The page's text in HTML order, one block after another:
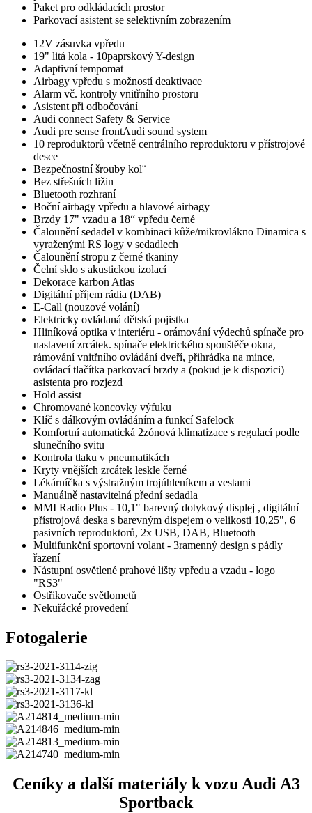
Paket pro odkládacích prostor
Parkovací asistent se selektivním zobrazením
12V zásuvka vpředu
19" litá kola - 10paprskový Y-design
Adaptivní tempomat
Airbagy vpředu s možností deaktivace
Alarm vč. kontroly vnitřního prostoru
Asistent při odbočování
Audi connect Safety & Service
Audi pre sense frontAudi sound system
10 reproduktorů včetně centrálního reproduktoru v přístrojové
desce
Bezpečnostní šrouby kol¨
Bez střešních ližin
Bluetooth rozhraní
Boční airbagy vpředu a hlavové airbagy
Brzdy 17" vzadu a 18“ vpředu černé
Čalounění sedadel v kombinaci kůže/mikrovlákno Dinamica s
vyraženými RS logy v sedadlech
Čalounění stropu z černé tkaniny
Čelní sklo s akustickou izolací
Dekorace karbon Atlas
Digitální příjem rádia (DAB)
E-Call (nouzové volání)
Elektricky ovládaná dětská pojistka
Hliníková optika v interiéru - orámování výdechů spínače pro
nastavení zrcátek. spínače elektrického spouštěče okna,
rámování vnitřního ovládání dveří, přihrádka na mince,
ovládací tlačítka parkovací brzdy a (pokud je k dispozici)
asistenta pro rozjezd
Hold assist
Chromované koncovky výfuku
Klíč s dálkovým ovládáním a funkcí Safelock
Komfortní automatická 2zónová klimatizace s regulací podle
slunečního svitu
Kontrola tlaku v pneumatikách
Kryty vnějších zrcátek leskle černé
Lékárníčka s výstražným trojúhleníkem a vestami
Manuálně nastavitelná přední sedadla
MMI Radio Plus - 10,1" barevný dotykový displej , digitální
přístrojová deska s barevným dispejem o velikosti 10,25", 6
pasivních reproduktorů, 2x USB, DAB, Bluetooth
Multifunkční sportovní volant - 3ramenný design s pádly
řazení
Nástupní osvětlené prahové lišty vpředu a vzadu - logo
"RS3"
Ostřikovače světlometů
Nekuřácké provedení
Fotogalerie
Ceníky a další materiály k vozu Audi A3
Sportback